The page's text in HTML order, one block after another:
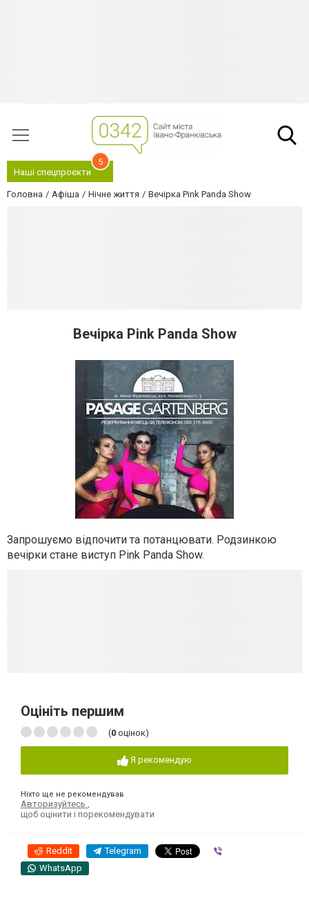
Наші спецпроєкти
5
Головна Афіша Нічне життя Вечірка Pink Panda Show
Вечірка Pink Panda Show
Запрошуємо відпочити та потанцювати. Родзинкою
вечірки стане виступ Pink Panda Show.
Оцініть першим
(0 оцінок)
Я рекомендую
Ніхто ще не рекомендував
Авторизуйтесь
щоб оцінити і порекомендувати
Reddit Telegram
WhatsApp